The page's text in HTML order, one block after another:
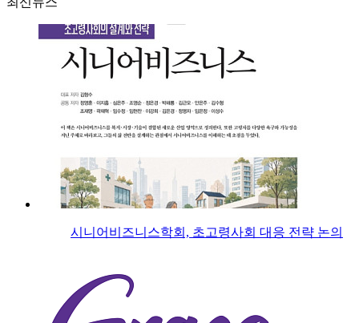
시니어비즈니스학회, 초고령사회 대응 전략 논의